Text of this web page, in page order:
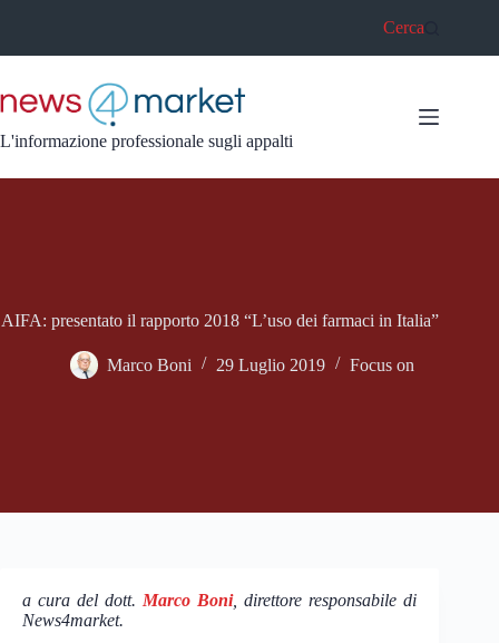
Cerca
L'informazione professionale sugli appalti
AIFA: presentato il rapporto 2018 “L’uso dei farmaci in Italia”
Marco Boni 29 Luglio 2019 Focus on
a cura del dott. Marco Boni, direttore responsabile di
News4market.